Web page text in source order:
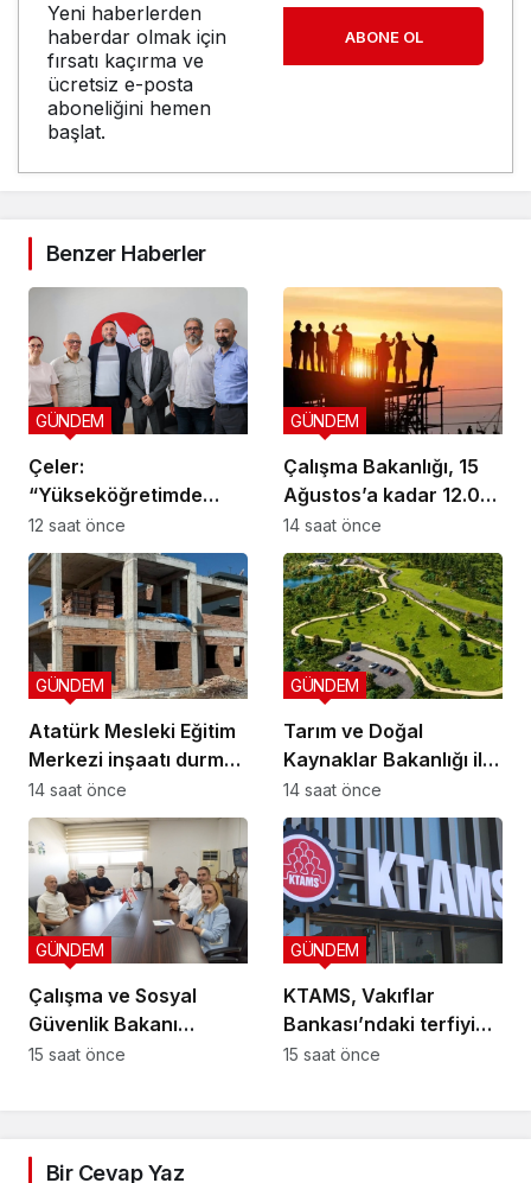
Yeni haberlerden
haberdar olmak için
fırsatı kaçırma ve
ücretsiz e-posta
aboneliğini hemen
başlat.
ABONE OL
Benzer Haberler
Çeler:
“Yükseköğretimde
günü kurtaran değil,
geleceği planlayan
politikalara ihtiyaç var”
GÜNDEM
12 saat önce
Çalışma Bakanlığı, 15
Ağustos’a kadar 12.00-
16.00 saatleri arasında
güneş altında çalışmayı
yasakladı
GÜNDEM
14 saat önce
Atatürk Mesleki Eğitim
Merkezi inşaatı durma
noktasında!
GÜNDEM
14 saat önce
Tarım ve Doğal
Kaynaklar Bakanlığı ile
İnşaat Mühendisleri
Odası arasında iş birliği
protokolü imzalandı
GÜNDEM
14 saat önce
Çalışma ve Sosyal
Güvenlik Bakanı
Hasipoğlu,
GÜNDEM
15 saat önce
KTAMS, Vakıflar
Bankası’ndaki terfiyi
eleştirdi
GÜNDEM
15 saat önce
Bir Cevap Yaz